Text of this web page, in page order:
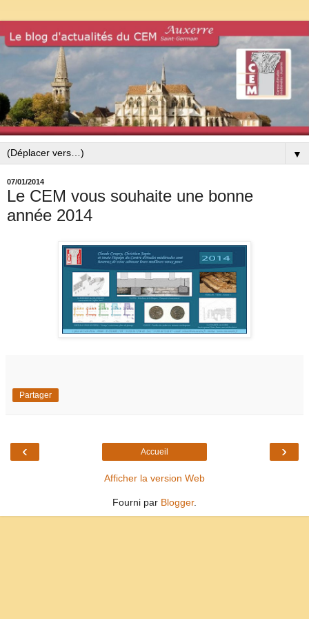
▼
07/01/2014
Le CEM vous souhaite une bonne
année 2014
Partager
‹ ›
Accueil
Afficher la version Web
Fourni par Blogger.